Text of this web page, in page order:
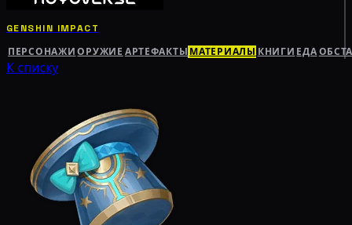
GENSHIN IMPACT
ПЕРСОНАЖИ ОРУЖИЕ АРТЕФАКТЫ МАТЕРИАЛЫ КНИГИ ЕДА
К списку